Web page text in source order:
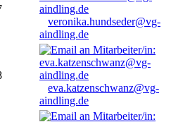
veronika.hundseder@vg-
aindling.de
eva.katzenschwanz@vg-
aindling.de